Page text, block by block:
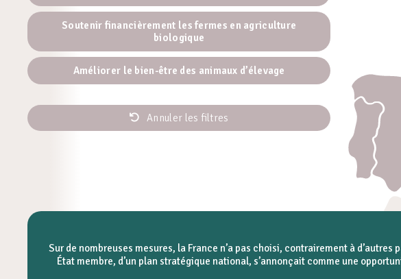
Soutenir financièrement les fermes en agriculture
biologique
Améliorer le bien-être des animaux d’élevage
Annuler les filtres
Sur de nombreuses mesures, la France n’a pas choisi, contrairement à
État membre, d’un plan stratégique national, s’annonçait comme une